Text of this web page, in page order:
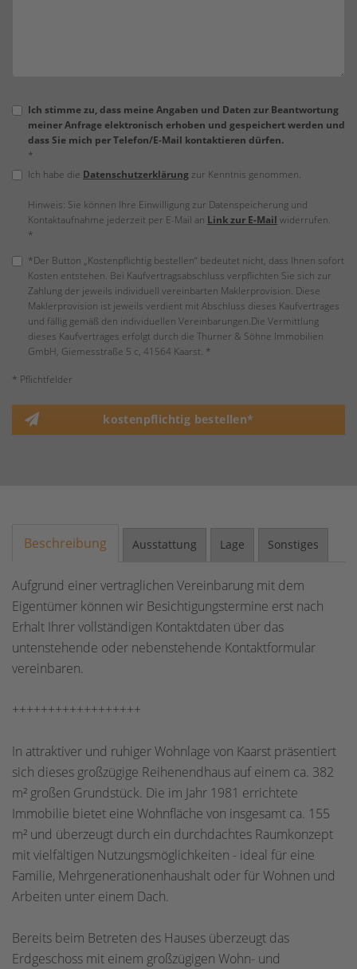
Ich stimme zu, dass meine Angaben und Daten zur Beantwortung
meiner Anfrage elektronisch erhoben und gespeichert werden und
dass Sie mich per Telefon/E-Mail kontaktieren dürfen.
*
Ich habe die Datenschutzerklärung zur Kenntnis genommen.
Hinweis: Sie können Ihre Einwilligung zur Datenspeicherung und
Kontaktaufnahme jederzeit per E-Mail an Link zur E-Mail widerrufen.
*
*Der Button „Kostenpflichtig bestellen“ bedeutet nicht, dass Ihnen sofort
Kosten entstehen. Bei Kaufvertragsabschluss verpflichten Sie sich zur
Zahlung der jeweils individuell vereinbarten Maklerprovision. Diese
Maklerprovision ist jeweils verdient mit Abschluss dieses Kaufvertrages
und fällig gemäß den individuellen Vereinbarungen.Die Vermittlung
dieses Kaufvertrages erfolgt durch die Thurner & Söhne Immobilien
GmbH, Giemesstraße 5 c, 41564 Kaarst. *
* Pflichtfelder
kostenpflichtig bestellen*
Beschreibung Ausstattung Lage Sonstiges
Aufgrund einer vertraglichen Vereinbarung mit dem
Eigentümer können wir Besichtigungstermine erst nach
Erhalt Ihrer vollständigen Kontaktdaten über das
untenstehende oder nebenstehende Kontaktformular
vereinbaren.
++++++++++++++++++
In attraktiver und ruhiger Wohnlage von Kaarst präsentiert
sich dieses großzügige Reihenendhaus auf einem ca. 382
m² großen Grundstück. Die im Jahr 1981 errichtete
Immobilie bietet eine Wohnfläche von insgesamt ca. 155
m² und überzeugt durch ein durchdachtes Raumkonzept
mit vielfältigen Nutzungsmöglichkeiten - ideal für eine
Familie, Mehrgenerationenhaushalt oder für Wohnen und
Arbeiten unter einem Dach.
Bereits beim Betreten des Hauses überzeugt das
Erdgeschoss mit einem großzügigen Wohn- und